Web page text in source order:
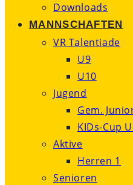
Downloads
MANNSCHAFTEN
VR Talentiade
U9
U10
Jugend
Gem.
KIDs-Cup
Aktive
Herren 1
Senioren